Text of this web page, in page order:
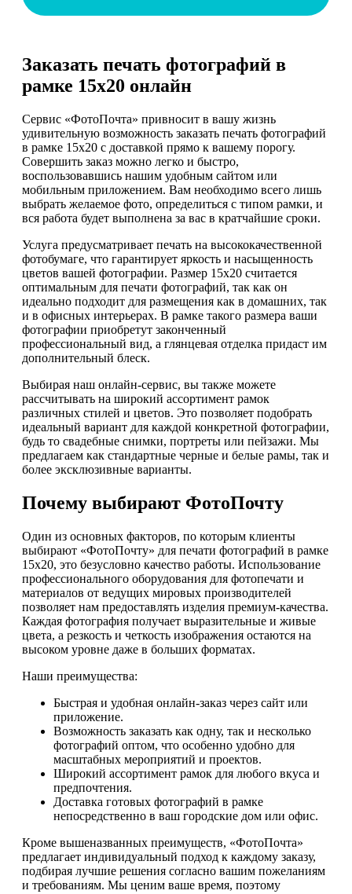
Заказать печать фотографий в
рамке 15х20 онлайн
Сервис «ФотоПочта» привносит в вашу жизнь
удивительную возможность заказать печать фотографий
в рамке 15х20 с доставкой прямо к вашему порогу.
Совершить заказ можно легко и быстро,
воспользовавшись нашим удобным сайтом или
мобильным приложением. Вам необходимо всего лишь
выбрать желаемое фото, определиться с типом рамки, и
вся работа будет выполнена за вас в кратчайшие сроки.
Услуга предусматривает печать на высококачественной
фотобумаге, что гарантирует яркость и насыщенность
цветов вашей фотографии. Размер 15х20 считается
оптимальным для печати фотографий, так как он
идеально подходит для размещения как в домашних, так
и в офисных интерьерах. В рамке такого размера ваши
фотографии приобретут законченный
профессиональный вид, а глянцевая отделка придаст им
дополнительный блеск.
Выбирая наш онлайн-сервис, вы также можете
рассчитывать на широкий ассортимент рамок
различных стилей и цветов. Это позволяет подобрать
идеальный вариант для каждой конкретной фотографии,
будь то свадебные снимки, портреты или пейзажи. Мы
предлагаем как стандартные черные и белые рамы, так и
более эксклюзивные варианты.
Почему выбирают ФотоПочту
Один из основных факторов, по которым клиенты
выбирают «ФотоПочту» для печати фотографий в рамке
15х20, это безусловно качество работы. Использование
профессионального оборудования для фотопечати и
материалов от ведущих мировых производителей
позволяет нам предоставлять изделия премиум-качества.
Каждая фотография получает выразительные и живые
цвета, а резкость и четкость изображения остаются на
высоком уровне даже в больших форматах.
Наши преимущества:
Быстрая и удобная онлайн-заказ через сайт или
приложение.
Возможность заказать как одну, так и несколько
фотографий оптом, что особенно удобно для
масштабных мероприятий и проектов.
Широкий ассортимент рамок для любого вкуса и
предпочтения.
Доставка готовых фотографий в рамке
непосредственно в ваш городские дом или офис.
Кроме вышеназванных преимуществ, «ФотоПочта»
предлагает индивидуальный подход к каждому заказу,
подбирая лучшие решения согласно вашим пожеланиям
и требованиям. Мы ценим ваше время, поэтому